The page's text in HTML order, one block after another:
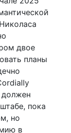
двое
планы
пока
но
в